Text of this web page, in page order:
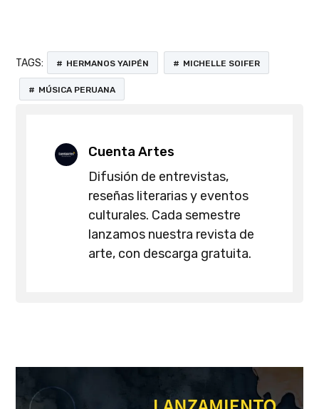
TAGS: HERMANOS YAIPÉN MICHELLE SOIFER
MÚSICA PERUANA
Cuenta Artes
Difusión de entrevistas,
reseñas literarias y eventos
culturales. Cada semestre
lanzamos nuestra revista de
arte, con descarga gratuita.